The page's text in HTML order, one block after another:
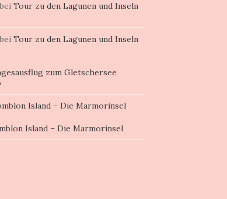
bei Tour zu den Lagunen und Inseln
bei Tour zu den Lagunen und Inseln
zum Gletschersee
Island – Die Marmorinsel
Island – Die Marmorinsel